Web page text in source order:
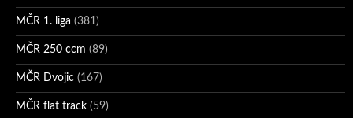
MČR 1. liga (381)
MČR 250 ccm (89)
MČR Dvojic (167)
MČR flat track (59)